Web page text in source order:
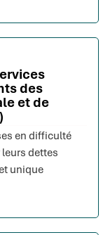
des
et de
en difficulté
dettes
unique